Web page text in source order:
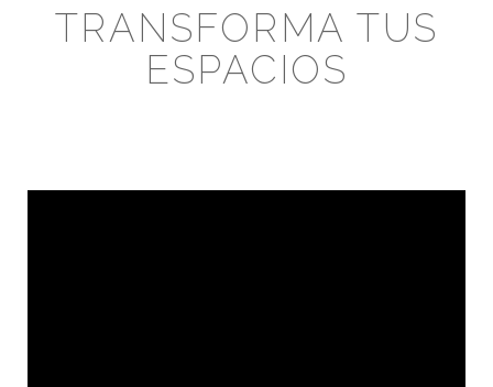
TRANSFORMA TUS
ESPACIOS